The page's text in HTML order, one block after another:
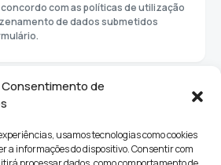
Consentimento de
usamos tecnologias como cookies
a informações do dispositivo. Consentir com
com as políticas de utilização
de dados submetidos